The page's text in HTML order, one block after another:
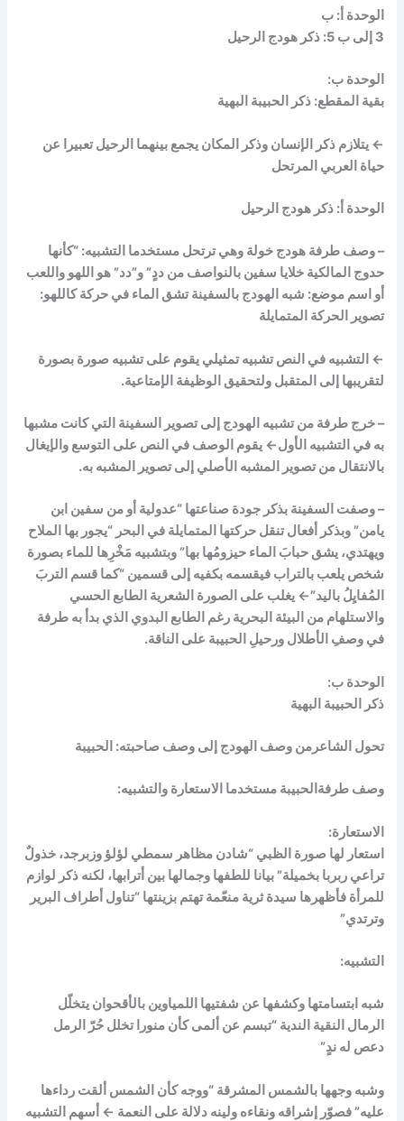
الوحدة أ: ب
3 إلى ب 5: ذكر هودج الرحيل
الوحدة ب:
بقية المقطع: ذكر الحبيبة البهية
← يتلازم ذكر الإنسان وذكر المكان يجمع بينهما الرحيل تعبيرا عن
حياة العربي المرتحل
الوحدة أ: ذكر هودج الرحيل
– وصف طرفة هودج خولة وهي ترتحل مستخدما التشبيه: “كأنها
حدوج المالكية خلايا سفين بالنواصف من ددٍ” و”دد” هو اللهو واللعب
أو اسم موضع: شبه الهودج بالسفينة تشق الماء في حركة كاللهو:
تصوير الحركة المتمايلة
← التشبيه في النص تشبيه تمثيلي يقوم على تشبيه صورة بصورة
لتقريبها إلى المتقبل ولتحقيق الوظيفة الإمتاعية.
– خرج طرفة من تشبيه الهودج إلى تصوير السفينة التي كانت مشبها
به في التشبيه الأول← يقوم الوصف في النص على التوسع والإيغال
بالانتقال من تصوير المشبه الأصلي إلى تصوير المشبه به.
– وصفت السفينة بذكر جودة صناعتها “عدولية أو من سفين ابن
يامن” وبذكر أفعال تنقل حركتها المتمايلة في البحر “يجور بها الملاح
ويهتدي، يشق حبابَ الماء حيزومُها بها” وبتشبيه مَخْرِها للماء بصورة
شخص يلعب بالتراب فيقسمه بكفيه إلى قسمين “كما قسم التربَ
المُفايِلُ باليد”← يغلب على الصورة الشعرية الطابع الحسي
والاستلهام من البيئة البحرية رغم الطابع البدوي الذي بدأ به طرفة
في وصفِ الأطلال ورحيلِ الحبيبة على الناقة.
الوحدة ب:
ذكر الحبيبة البهية
تحول الشاعرمن وصف الهودج إلى وصف صاحبته: الحبيبة
وصف طرفةالحبيبة مستخدما الاستعارة والتشبيه:
الاستعارة:
استعار لها صورة الظبي “شادن مظاهر سمطي لؤلؤ وزبرجد، خذولٌ
تراعي ربربا بخميلة” بيانا للطفها وجمالها بين أترابها، لكنه ذكر لوازم
للمرأة فأظهرها سيدة ثرية منعّمة تهتم بزينتها “تناول أطراف البرير
وترتدي”
التشبيه:
شبه ابتسامتها وكشفها عن شفتيها اللمياوين بالأقحوان يتخلّل
الرمال النقية الندية “تبسم عن ألمى كأن منورا تخلل حُرّ الرمل
دعص له ندٍ”
وشبه وجهها بالشمس المشرقة “ووجه كأن الشمس ألقت رداءها
عليه” فصوّر إشراقه ونقاءه ولينه دلالة على النعمة ← أسهم التشبيه